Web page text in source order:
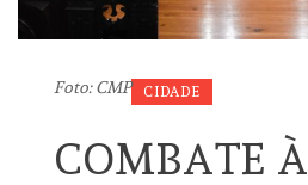
Foto: CMP CIDADE
COMBATE À